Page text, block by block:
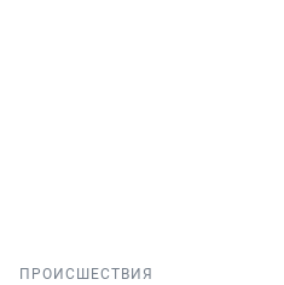
ПРОИСШЕСТВИЯ